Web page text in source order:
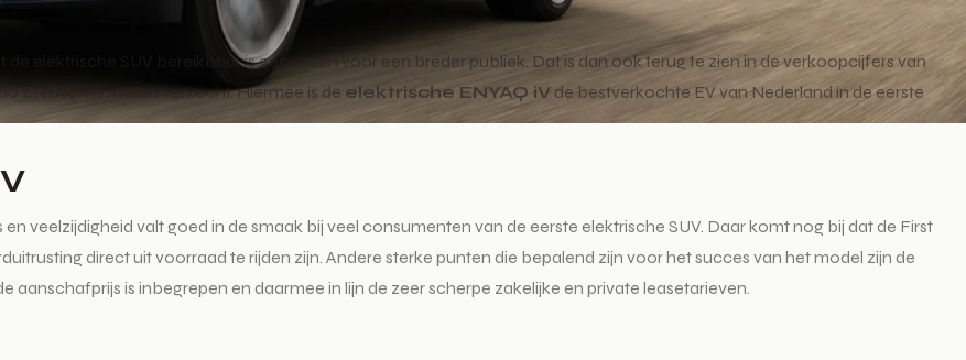
elektrische SUV bereikbaar is geworden voor een breder publiek. Dat is dan ook terug te zien in de verkoopcijfers van
ENYAQ-modellen verkocht. Hiermee is de elektrische ENYAQ iV de bestverkochte EV van Nederland in de eerste
veelzijdigheid valt goed in de smaak bij veel consumenten van de eerste elektrische SUV. Daar komt nog bij dat de First
direct uit voorraad te rijden zijn. Andere sterke punten die bepalend zijn voor het succes van het model zijn de
aanschafprijs is inbegrepen en daarmee in lijn de zeer scherpe zakelijke en private leasetarieven.